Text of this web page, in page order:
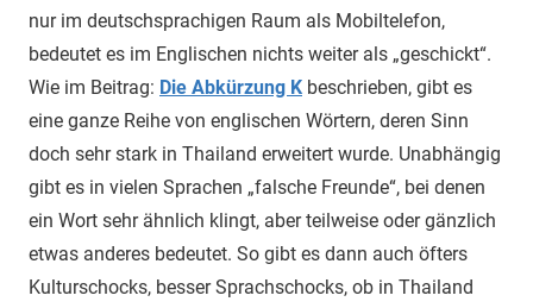
nur im deutschsprachigen Raum als Mobiltelefon,
bedeutet es im Englischen nichts weiter als „geschickt“.
Wie im Beitrag: Die Abkürzung K beschrieben, gibt es
eine ganze Reihe von englischen Wörtern, deren Sinn
doch sehr stark in Thailand erweitert wurde. Unabhängig
gibt es in vielen Sprachen „falsche Freunde“, bei denen
ein Wort sehr ähnlich klingt, aber teilweise oder gänzlich
etwas anderes bedeutet. So gibt es dann auch öfters
Kulturschocks, besser Sprachschocks, ob in Thailand